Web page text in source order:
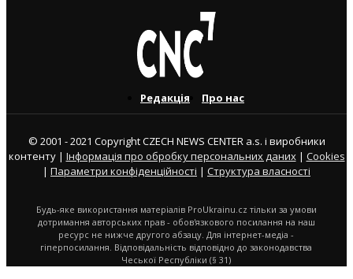
Редакція Про нас
© 2001 - 2021 Copyright CZECH NEWS CENTER a.s. і виробники
контенту | Інформація про обробку персональних даних| Cookies
| Параметри конфіденційності | Структура власності
Будь-яке використання матеріалів ProUkrainu.cz тільки за умови
дотримання авторських прав - обов'язкового посилання на наш
ресурс не нижче другого абзацу. Для інтернет-медіа -
гіперпосилання. Відповідальність відповідно до законодавства
Чеської Республіки (§ 31)